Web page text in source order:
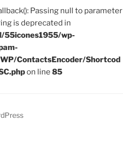
Passing null to parameter
is deprecated in
55icones1955/wp-
ContactsEncoder/Shortcod
on line 85